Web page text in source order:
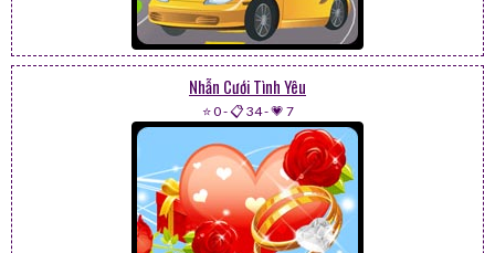
Nhẫn Cưới Tình Yêu
⭐ 0-📋 34-💗 7